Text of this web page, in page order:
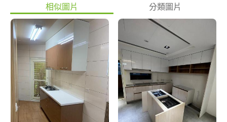
相似圖片 分類圖片